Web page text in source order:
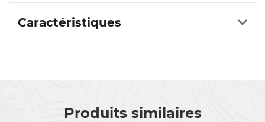
Caractéristiques
Produits similaires